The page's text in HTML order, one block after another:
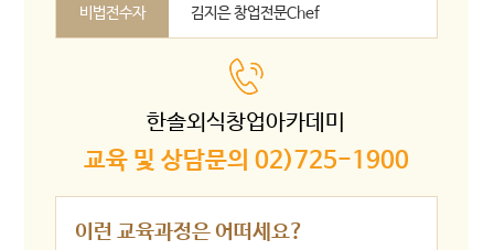
비법전수자 김지은 창업전문Chef
한솔외식창업아카데미
교육 및 상담문의 02)725-1900
이런 교육과정은 어떠세요?